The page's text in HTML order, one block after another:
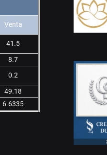
Venta
41.5
8.7
0.2
49.18
6.6335